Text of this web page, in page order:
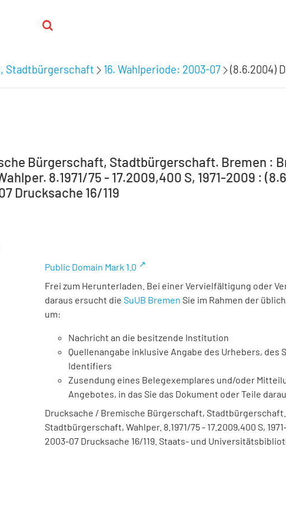
Stadtbürgerschaft 16. Wahlperiode: 2003-07 (8.6.2004)
Bürgerschaft, Stadtbürgerschaft. Bremen :
8.1971/75 - 17.2009,400 S, 1971-2009 :
Drucksache 16/119
Public Domain Mark 1.0
Frei zum Herunterladen. Bei einer Vervielfältigung oder
daraus ersucht die SuUB Bremen Sie im Rahmen der
um:
Nachricht an die besitzende Institution
Quellenangabe inklusive Angabe des Urhebers,
Identifiers
Zusendung eines Belegexemplares und/oder
Angebotes, in das Sie das Dokument oder Teile
Drucksache / Bremische Bürgerschaft,
Stadtbürgerschaft, Wahlper. 8.1971/75 - 17.2009,400 S,
2003-07 Drucksache 16/119. Staats- und